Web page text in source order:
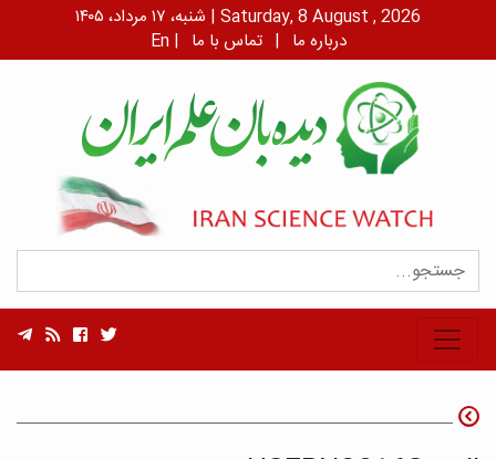
شنبه، ۱۷ مرداد، ۱۴۰۵ | Saturday, 8 August , 2026
En | درباره ما | تماس با ما